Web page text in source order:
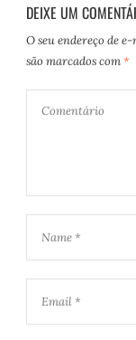
DEIXE UM
O seu endereço de
são marcados com *